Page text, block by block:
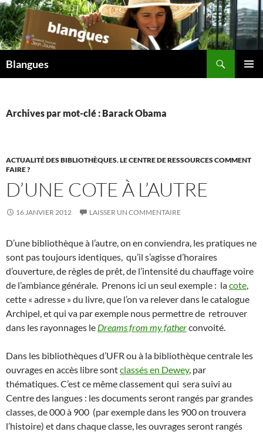
Aller
au
contenu
Blangues
Archives par mot-clé : Barack Obama
ACTUALITÉ DES BIBLIOTHÈQUES,LE CENTRE DE RESSOURCES COMMENT
FAIRE ?
D’UNE COTE À L’AUTRE
16 JANVIER 2012 LAISSER UN COMMENTAIRE
D’une bibliothèque à l’autre, on en conviendra, les pratiques ne
sont pas toujours identiques, qu’il s’agisse d’horaires
d’ouverture, de règles de prêt, de l’intensité du chauffage voire
de l’ambiance générale. Prenons ici un seul exemple : lacote,
cette « adresse » du livre, que l’on va relever dans le catalogue
Archipel, et qui va par exemple nous permettre de retrouver
dans les rayonnages le Dreams from my fatherconvoité.
Dans les bibliothèques d’UFR ou à la bibliothèque centrale les
ouvrages en accès libre sontclassés en Dewey, par
thématiques. C’est ce même classement qui sera suivi au
Centre des langues : les documents seront rangés par grandes
classes, de 000 à 900 (par exemple dans les 900 on trouvera
l’histoire) et dans chaque classe, les ouvrages seront rangés